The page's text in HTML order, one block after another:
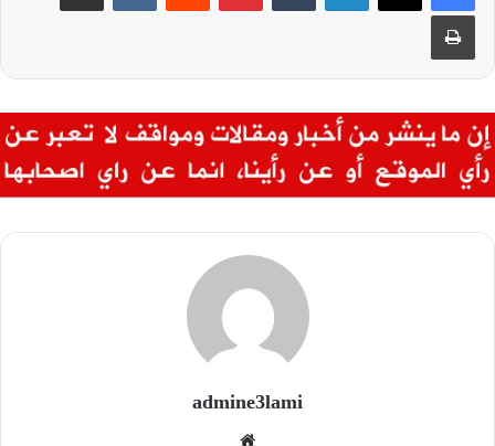
طباعة
admine3lami